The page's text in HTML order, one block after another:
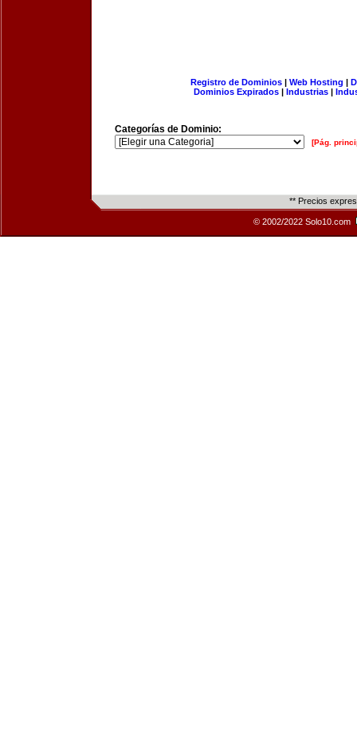
Registro de Dominios| Web Hosting |
Dominios Expirados | Industrias |
Categorías de Dominio:
[Pág.
** Precios
© 2002/2022 Solo10.com